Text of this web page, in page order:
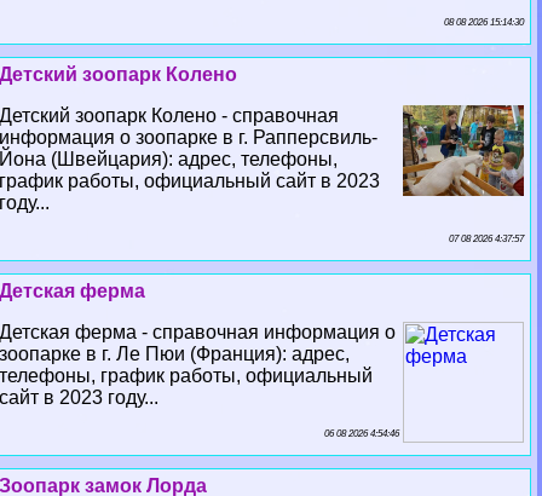
08 08 2026 15:14:30
Детский зоопарк Колено
Детский зоопарк Колено - справочная
информация о зоопарке в г. Рапперсвиль-
Йона (Швейцария): адрес, телефоны,
график работы, официальный сайт в 2023
году...
07 08 2026 4:37:57
Детская ферма
Детская ферма - справочная информация о
зоопарке в г. Ле Пюи (Франция): адрес,
телефоны, график работы, официальный
сайт в 2023 году...
06 08 2026 4:54:46
Зоопарк замок Лорда